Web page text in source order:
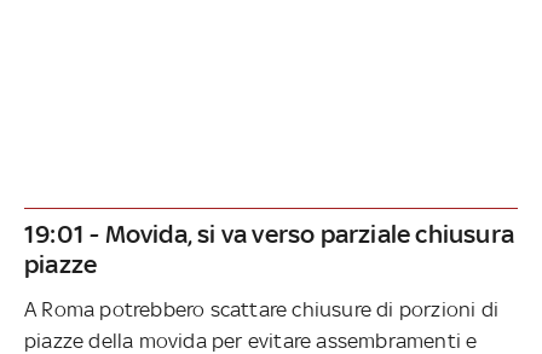
19:01 - Movida, si va verso parziale chiusura
piazze
A Roma potrebbero scattare chiusure di porzioni di
piazze della movida per evitare assembramenti e